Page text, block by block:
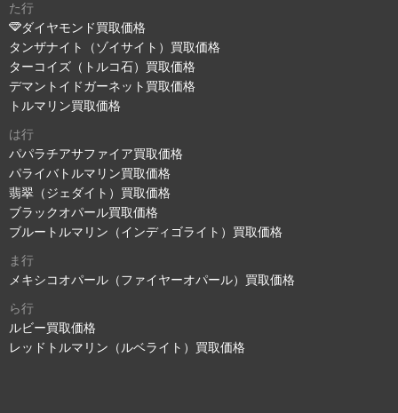
た行
ダイヤモンド買取価格
タンザナイト（ゾイサイト）買取価格
ターコイズ（トルコ石）買取価格
デマントイドガーネット買取価格
トルマリン買取価格
は行
パパラチアサファイア買取価格
パライバトルマリン買取価格
翡翠（ジェダイト）買取価格
ブラックオパール買取価格
ブルートルマリン（インディゴライト）買取価格
ま行
メキシコオパール（ファイヤーオパール）買取価格
ら行
ルビー買取価格
レッドトルマリン（ルベライト）買取価格